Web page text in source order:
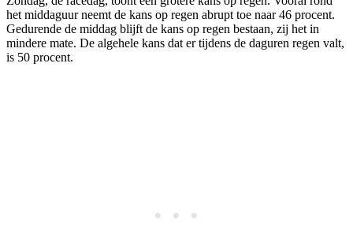
het middaguur neemt de kans op regen abrupt toe naar 46 procent.
Gedurende de middag blijft de kans op regen bestaan, zij het in
mindere mate. De algehele kans dat er tijdens de daguren regen valt,
is 50 procent​.